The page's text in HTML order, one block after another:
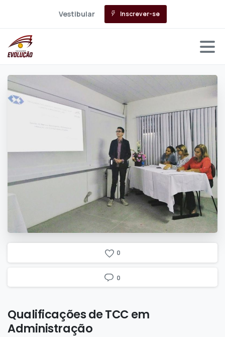
Vestibular Inscrever-se
0
0
QualificaçõesdeTCC em
Administração